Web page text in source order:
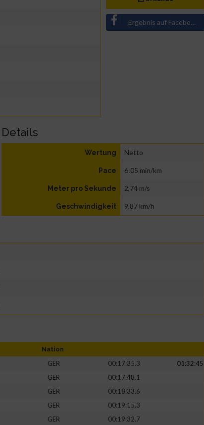
Ergebnis auf Facebook teilen
Details
Wertung Netto
Pace 6:05 min/km
Meter pro Sekunde 2,74 m/s
Geschwindigkeit 9,87 km/h
Nation
GER 00:17:35.3
01:32:45
GER
00:17:48.1
GER
00:18:33.6
GER
00:19:15.3
GER
00:19:32.7